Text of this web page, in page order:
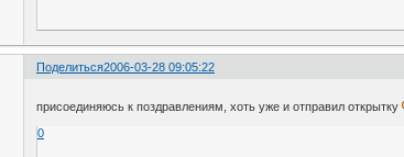
Поделиться2006-03-28 09:05:22
присоединяюсь к поздравлениям, хоть уже и отправил открытку
0